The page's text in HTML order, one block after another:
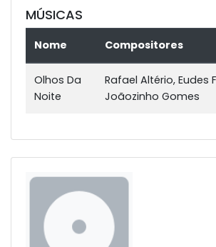
MÚSICAS
Nome Compositores
Olhos Da
Noite
Rafael Altério, Eudes
Joãozinho Gomes